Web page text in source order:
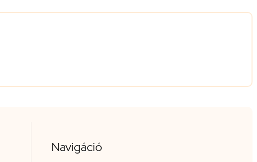
Navigáció